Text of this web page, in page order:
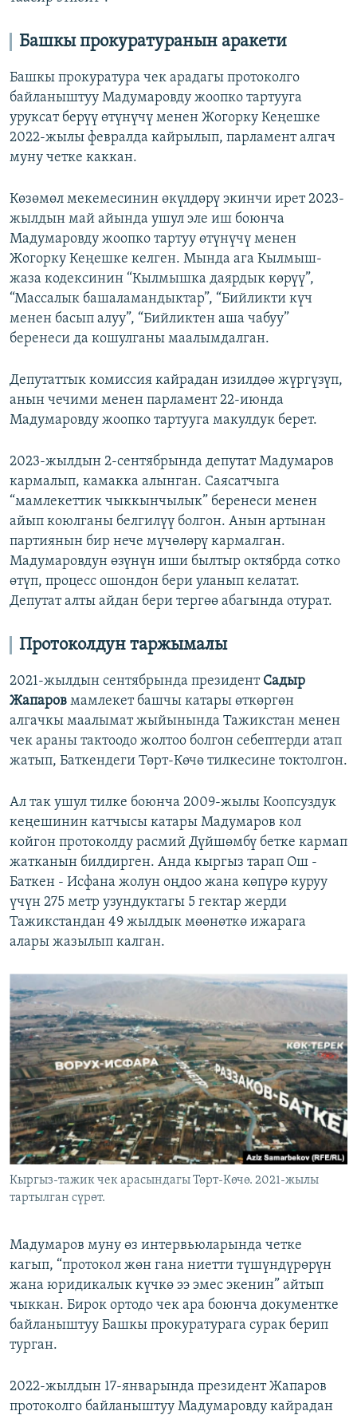
Башкы прокуратуранын аракети
Башкы прокуратура чек арадагы протоколго
байланыштуу Мадумаровду жоопко тартууга
уруксат берүү өтүнүчү менен Жогорку Кеңешке
2022-жылы февралда кайрылып, парламент алгач
муну четке каккан.
Көзөмөл мекемесинин өкүлдөрү экинчи ирет 2023-
жылдын май айында ушул эле иш боюнча
Мадумаровду жоопко тартуу өтүнүчү менен
Жогорку Кеңешке келген. Мында ага Кылмыш-
жаза кодексинин “Кылмышка даярдык көрүү”,
“Массалык башаламандыктар”, “Бийликти күч
менен басып алуу”, “Бийликтен аша чабуу”
беренеси да кошулганы маалымдалган.
Депутаттык комиссия кайрадан изилдөө жүргүзүп,
анын чечими менен парламент 22-июнда
Мадумаровду жоопко тартууга макулдук берет.
2023-жылдын 2-сентябрында депутат Мадумаров
кармалып, камакка алынган. Саясатчыга
“мамлекеттик чыккынчылык” беренеси менен
айып коюлганы белгилүү болгон. Анын артынан
партиянын бир нече мүчөлөрү кармалган.
Мадумаровдун өзүнүн иши былтыр октябрда сотко
өтүп, процесс ошондон бери уланып келатат.
Депутат алты айдан бери тергөө абагында отурат.
Протоколдун таржымалы
2021-жылдын сентябрында президент Садыр
Жапаров мамлекет башчы катары өткөргөн
алгачкы маалымат жыйынында Тажикстан менен
чек араны тактоодо жолтоо болгон себептерди атап
жатып, Баткендеги Төрт-Көчө тилкесине токтолгон.
Ал так ушул тилке боюнча 2009-жылы Коопсуздук
кеңешинин катчысы катары Мадумаров кол
койгон протоколду расмий Дүйшөмбү бетке кармап
жатканын билдирген. Анда кыргыз тарап Ош -
Баткен - Исфана жолун оңдоо жана көпүрө куруу
үчүн 275 метр узундуктагы 5 гектар жерди
Тажикстандан 49 жылдык мөөнөткө ижарага
алары жазылып калган.
Кыргыз-тажик чек арасындагы Төрт-Көчө. 2021-жылы
тартылган сүрөт.
Мадумаров муну өз интервьюларында четке
кагып, “протокол жөн гана ниетти түшүндүрөрүн
жана юридикалык күчкө ээ эмес экенин” айтып
чыккан. Бирок ортодо чек ара боюнча документке
байланыштуу Башкы прокуратурага сурак берип
турган.
2022-жылдын 17-январында президент Жапаров
протоколго байланыштуу Мадумаровду кайрадан